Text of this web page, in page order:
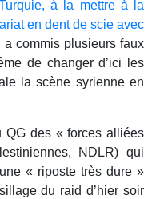
à la mettre à la
en dent de scie avec
a commis plusieurs faux
de changer d’ici les
la scène syrienne en
QG des « forces alliées
NDLR) qui
« riposte très dure »
du raid d’hier soir